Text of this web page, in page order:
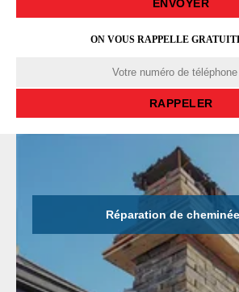
ON VOUS RAPPELLE
Réparation de